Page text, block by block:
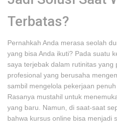
Terbatas?
Pernahkah Anda merasa seolah
yang bisa Anda ikuti? Pada suatu
saya terjebak dalam rutinitas yang
profesional yang berusaha
sambil mengelola pekerjaan
Rasanya mustahil untuk
yang baru. Namun, di saat-saat
bahwa kursus online bisa menjadi